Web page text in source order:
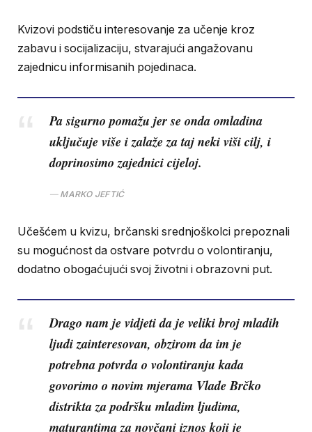
Kvizovi podstiču interesovanje za učenje kroz
zabavu i socijalizaciju, stvarajući angažovanu
zajednicu informisanih pojedinaca.
Pa sigurno pomažu jer se onda omladina
uključuje više i zalaže za taj neki viši cilj, i
doprinosimo zajednici cijeloj.
MARKO JEFTIĆ
Učešćem u kvizu, brčanski srednjoškolci prepoznali
su mogućnost da ostvare potvrdu o volontiranju,
dodatno obogaćujući svoj životni i obrazovni put.
Drago nam je vidjeti da je veliki broj mladih
ljudi zainteresovan, obzirom da im je
potrebna potvrda o volontiranju kada
govorimo o novim mjerama Vlade Brčko
distrikta za podršku mladim ljudima,
maturantima za novčani iznos koji je